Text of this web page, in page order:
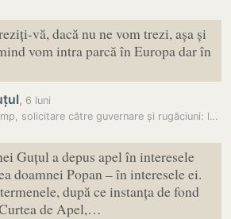
vă, dacă nu ne vom trezi, așa și
vom intra parcă în Europa dar în
, 6 luni
Mesaj către Trump, solicitare către guvernare și rugăciuni: la Comrat…
Guțul a depus apel în interesele
doamnei Popan – în interesele ei.
după ce instanța de fond
de Apel,…